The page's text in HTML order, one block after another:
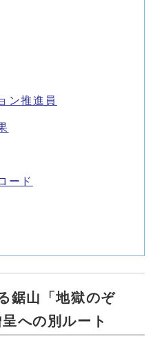
ン推進員
ード
鋸山「地獄のぞ
への別ルート